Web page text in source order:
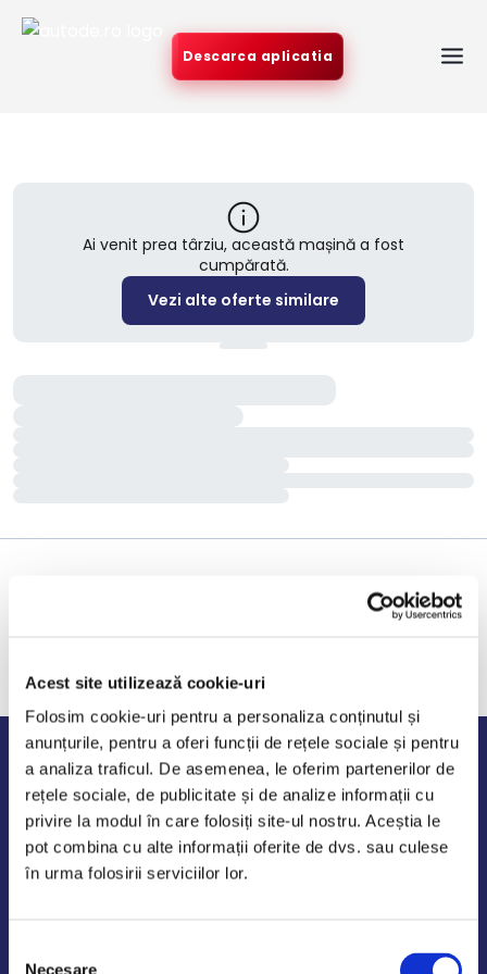
Acest site utilizează cookie-uri
Folosim cookie-uri pentru a personaliza conținutul și
anunțurile, pentru a oferi funcții de rețele sociale și pentru
a analiza traficul. De asemenea, le oferim partenerilor de
rețele sociale, de publicitate și de analize informații cu
privire la modul în care folosiți site-ul nostru. Aceștia le
pot combina cu alte informații oferite de dvs. sau culese
în urma folosirii serviciilor lor.
Necesare
Descarca aplicatia
Ai venit prea târziu, această mașină a fost
cumpărată.
Vezi alte oferte similare
Program de lucru
Luni - Vineri: 09:00-18:00
Sambata - Duminica: 10:00-14:00